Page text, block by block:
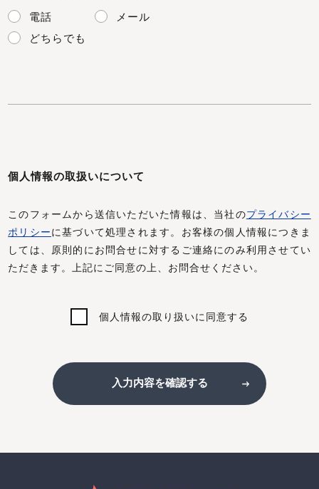
電話
メール
どちらでも
個人情報の取扱いについて
このフォームから送信いただいた情報は、当社のプライバシー
ポリシーに基づいて処理されます。お客様の個人情報につきま
しては、原則的にお問合せに対するご連絡にのみ利用させてい
ただきます。上記にご同意の上、お問合せください。
個人情報の取り扱いに同意する
入力内容を確認する